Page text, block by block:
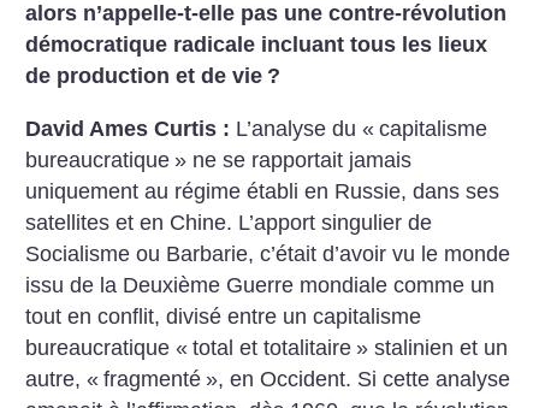
alors n’appelle-t-elle pas une contre-révolution
démocratique radicale incluant tous les lieux
de production et de vie ?
David Ames Curtis : L’analyse du « capitalisme
bureaucratique » ne se rapportait jamais
uniquement au régime établi en Russie, dans ses
satellites et en Chine. L’apport singulier de
Socialisme ou Barbarie, c’était d’avoir vu le monde
issu de la Deuxième Guerre mondiale comme un
tout en conflit, divisé entre un capitalisme
bureaucratique « total et totalitaire » stalinien et un
autre, « fragmenté », en Occident. Si cette analyse